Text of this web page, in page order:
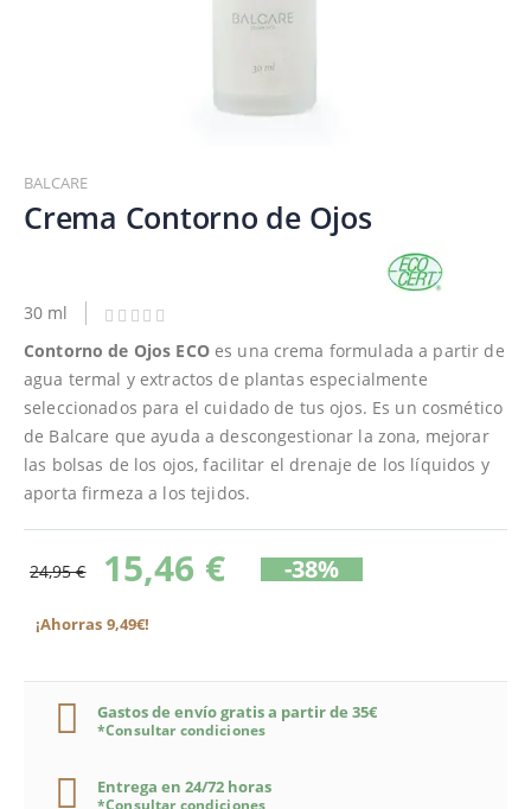
al
comienzo
de
de
imágenes
BALCARE
Crema Contorno de Ojos
30 ml
Contorno de Ojos ECOes una crema formulada a partir de
agua termal y extractos de plantas especialmente
seleccionados para el cuidado de tus ojos. Es un cosmético
de Balcare que ayuda a descongestionar la zona, mejorar
las bolsas de los ojos, facilitar el drenaje de los líquidos y
aporta firmeza a los tejidos.
24,95 € 15,46 € -38%
¡Ahorras 9,49€!
Gastos de envío gratis a partir de 35€
*Consultar condiciones
Entrega en 24/72 horas
*Consultar condiciones